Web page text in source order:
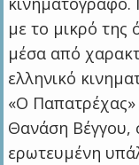
με το μικρό
μέσα από
ελληνικό
«Ο
Θανάση Βέγγου,
ερωτευμένη